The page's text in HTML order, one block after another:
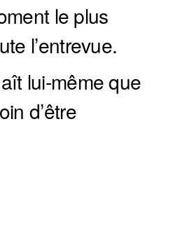
le plus
l’entrevue.
lui-même que
d’être